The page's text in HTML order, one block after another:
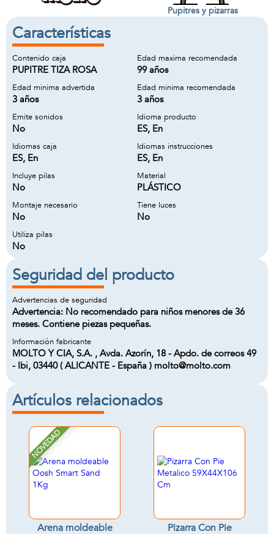
Pupitres y pizarras
Características
Contenido caja
PUPITRE TIZA ROSA
Edad maxima recomendada
99 años
Edad minima advertida
3 años
Edad minima recomendada
3 años
Emite sonidos
No
Idioma producto
ES, En
Idiomas caja
ES, En
Idiomas instrucciones
ES, En
Incluye pilas
No
Material
PLÁSTICO
Montaje necesario
No
Tiene luces
No
Utiliza pilas
No
Seguridad del producto
Advertencias de seguridad
Advertencia: No recomendado para niños menores de 36
meses. Contiene piezas pequeñas.
Información fabricante
MOLTO Y CIA, S.A. , Avda. Azorín, 18 - Apdo. de correos 49
- Ibi, 03440 ( ALICANTE - España ) molto@molto.com
Artículos relacionados
NOVEDAD
Arena moldeable
Pizarra Con Pie